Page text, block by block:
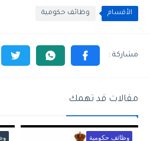
الأقسام وظائف حكومية
مقالات قد تهمك
وظائف حكومية